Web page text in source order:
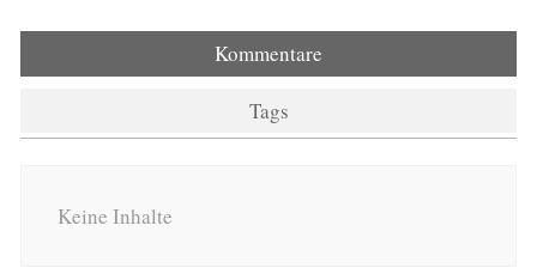
Kommentare
Tags
Keine Inhalte